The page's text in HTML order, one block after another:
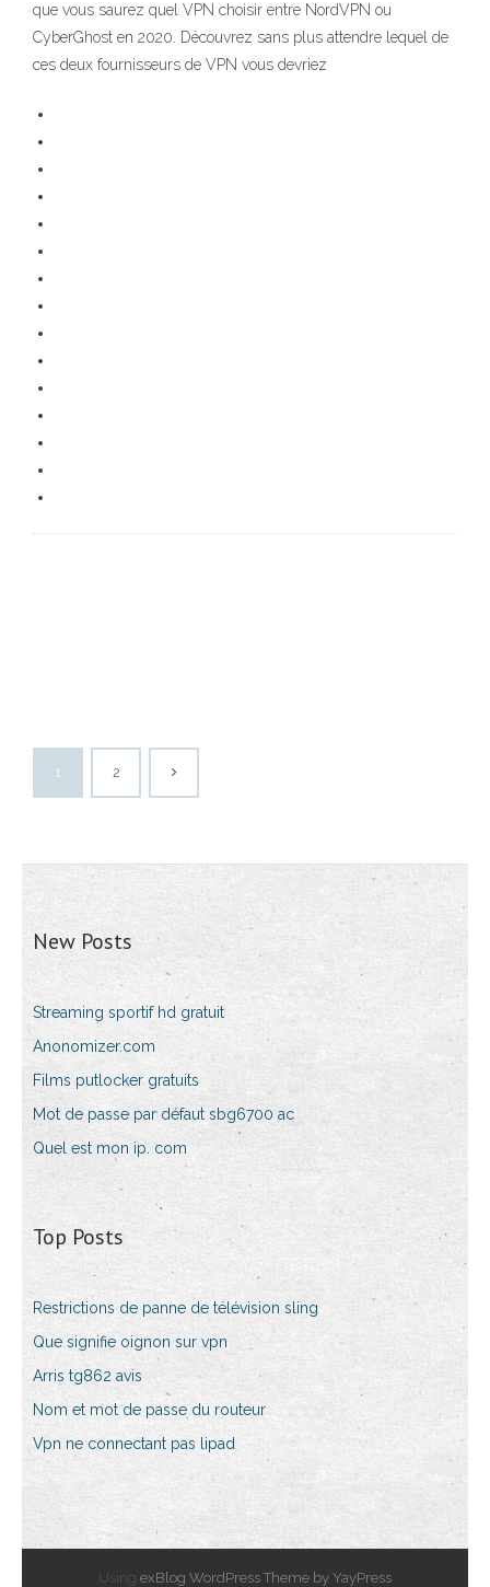
que vous saurez quel VPN choisir entre NordVPN ou
CyberGhost en 2020. Découvrez sans plus attendre lequel de
ces deux fournisseurs de VPN vous devriez
1 2
New Posts
Streaming sportif hd gratuit
Anonomizer.com
Films putlocker gratuits
Mot de passe par défaut sbg6700 ac
Quel est mon ip. com
Top Posts
Restrictions de panne de télévision sling
Que signifie oignon sur vpn
Arris tg862 avis
Nom et mot de passe du routeur
Vpn ne connectant pas lipad
Using exBlog WordPress Theme by YayPress